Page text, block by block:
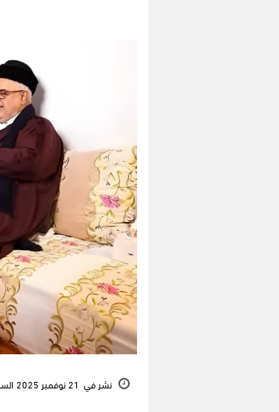
نشر في 21 نوفمبر 2025 الساعة 23 و 31 دقيقة